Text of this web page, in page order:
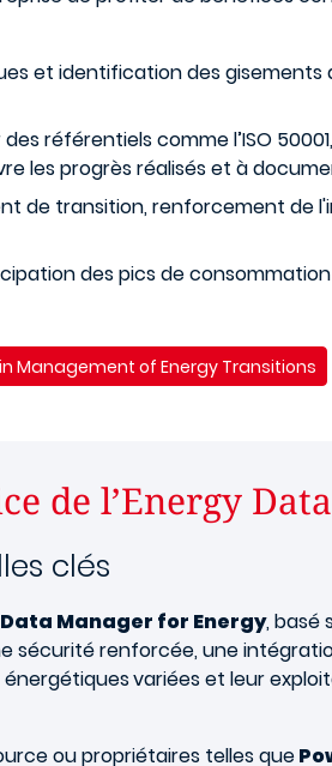
et identification des gisements
référentiels comme l’ISO
les progrès réalisés et à
de transition, renforcement de
des pics de
Management of Energy Transitions
de l’Energy
clés
Manager for Energy, basé
renforcée, une
énergétiquesvariées et leur
ou propriétaires telles que